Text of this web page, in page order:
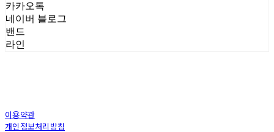
카카오톡
네이버 블로그
밴드
라인
이용약관
개인정보처리방침